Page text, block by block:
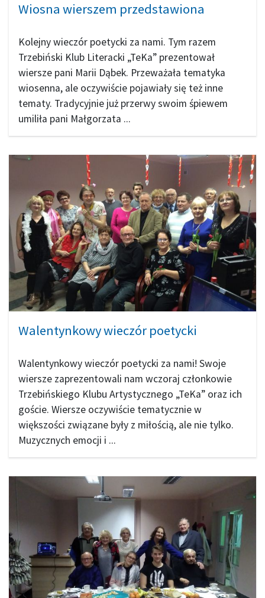
Wiosna wierszem przedstawiona
Kolejny wieczór poetycki za nami. Tym razem
Trzebiński Klub Literacki „TeKa” prezentował
wiersze pani Marii Dąbek. Przeważała tematyka
wiosenna, ale oczywiście pojawiały się też inne
tematy. Tradycyjnie już przerwy swoim śpiewem
umiliła pani Małgorzata ...
Walentynkowy wieczór poetycki
Walentynkowy wieczór poetycki za nami! Swoje
wiersze zaprezentowali nam wczoraj członkowie
Trzebińskiego Klubu Artystycznego „TeKa” oraz ich
goście. Wiersze oczywiście tematycznie w
większości związane były z miłością, ale nie tylko.
Muzycznych emocji i ...